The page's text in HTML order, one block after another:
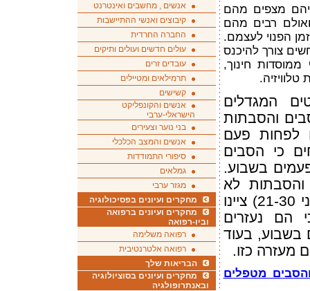
מצפים מהם
רבים מהם
הפנוי לעצמם.
צורך להיכנס
חינוך,
המגדלים
כי הסבים והסבתות
לפחות פעם
36% מדווחים כי הסבים
בשבוע.
והסבתות לא
)ציינו
גבוהים (48%) כי הם נעזרים
בשבוע, בעוד
.
מטפלים
אנשים , מחשבים ואינטרנט
קיבוצים ואנשי ההתיישבות
החברה החרדית
עולים חדשים ועולים ותיקים
עובדים זרים
תרמילאים ומטיילים
קשישים
אנשים והקונפליקט
הישראלי-ערבי
בני נוער וצעירים
אנשים והמצב הכלכלי
סיפורי התמודדות
גמלאים
מגזר ערבי
מחקרים ועיונים בפסיכולוגיה
מחקרים ועיונים ברפואה
וביו-רפואה
רפואה משלימה
רפואה אלטרנטיבית
הבריאות שלך
מחקרים ועיונים בסוציולוגיה
ובאנתרופולגיה